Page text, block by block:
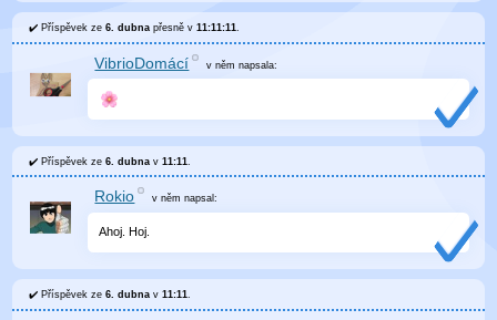
Příspěvek ze6. dubna přesně v11:11:11.
VibrioDomácí v němnapsala:
Příspěvek ze6. dubna v11:11
Rokio v němnapsal:
Ahoj. Hoj.
Příspěvek ze6. dubna v11:11